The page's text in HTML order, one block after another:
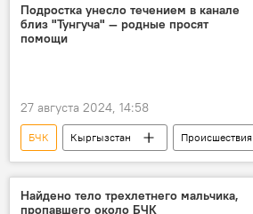
Подростка унесло течением в канале
близ "Тунгуча" — родные просят
помощи
27 августа 2024, 14:58
БЧК Кыргызстан
Происшествия
подросток
Найдено тело трехлетнего мальчика,
пропавшего около БЧК